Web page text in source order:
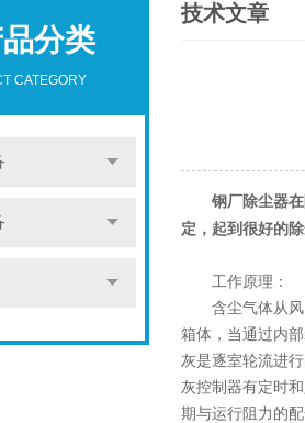
分类
CATEGORY
技术文章
钢厂除尘器
定，起到很好的
工作原理：
含尘气体从风口
箱体，当通过内
灰是逐室轮流进
灰控制器有定时
期与运行阻力的